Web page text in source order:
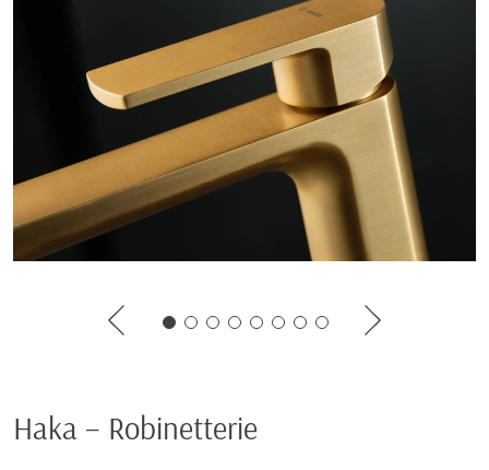
Haka – Robinetterie